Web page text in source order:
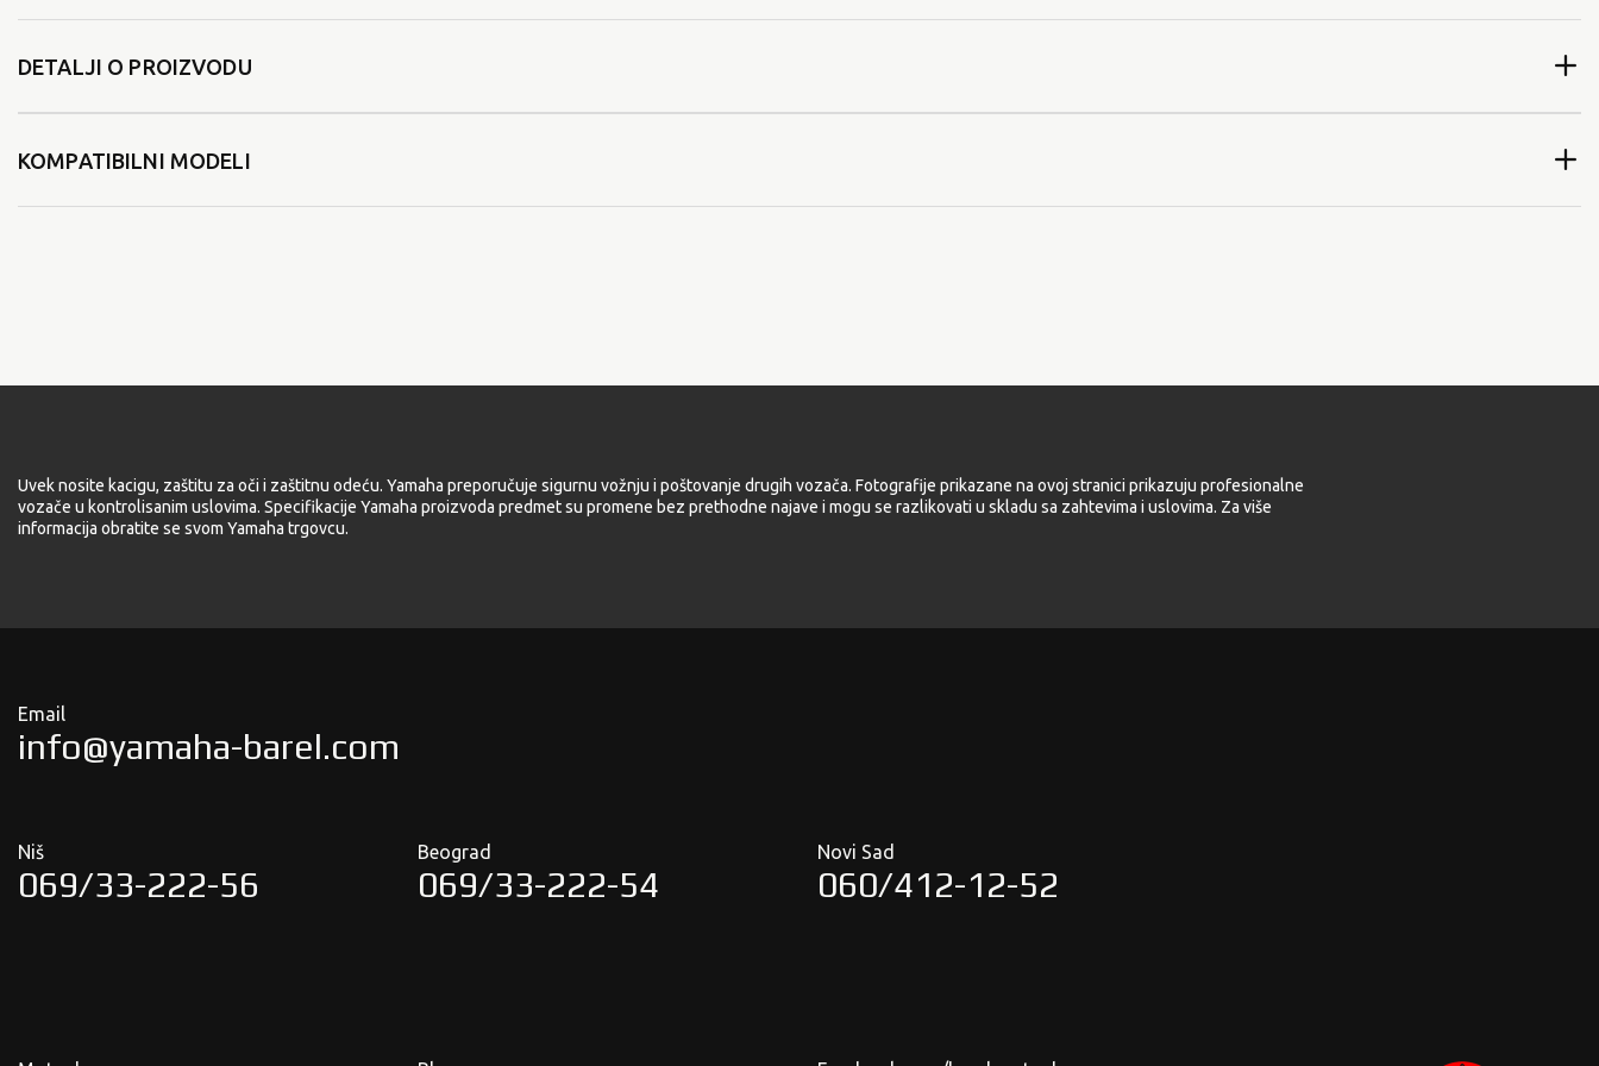
DETALJI O PROIZVODU
KOMPATIBILNI MODELI
Uvek nosite kacigu, zaštitu za oči i zaštitnu odeću. Yamaha preporučuje sigurnu vožnju i poštovanje drugih vozača. Fotografije prikazane na ovoj stranici prikazuju profesionalne
vozače u kontrolisanim uslovima. Specifikacije Yamaha proizvoda predmet su promene bez prethodne najave i mogu se razlikovati u skladu sa zahtevima i uslovima. Za više
informacija obratite se svom Yamaha trgovcu.
Email
info@yamaha-barel.com
Niš
069/33-222-56
Beograd
069/33-222-54
Novi Sad
060/412-12-52